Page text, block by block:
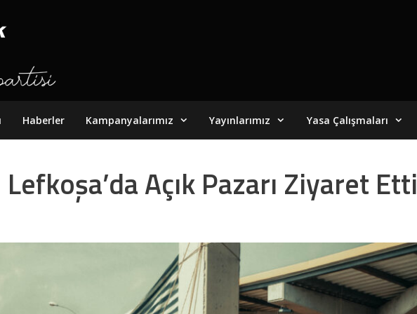
Haberler Kampanyalarımız Yayınlarımız Yasa Çalışmaları
Lefkoşa’da Açık Pazarı Ziyaret Etti